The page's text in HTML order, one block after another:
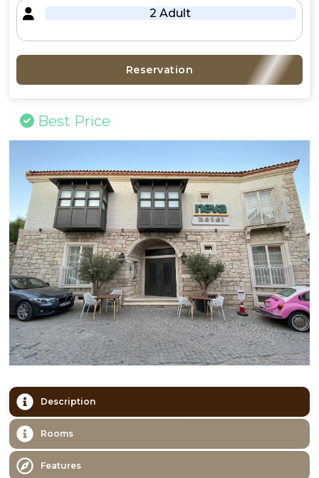
2 Adult
Reservation
Best Price
Description
Rooms
Features